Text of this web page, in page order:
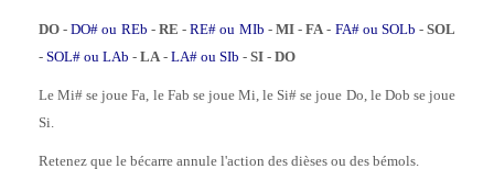
DO -DO# ou REb - RE -RE# ou MIb - MI-FA- FA# ou SOLb -SOL
- SOL# ou LAb - LA- LA# ou SIb - SI - DO
Le Mi# se joue Fa, le Fab se joue Mi, le Si# se joue Do, le Dob se joue
Si.
Retenez que le bécarre annule l'action des dièses ou des bémols.